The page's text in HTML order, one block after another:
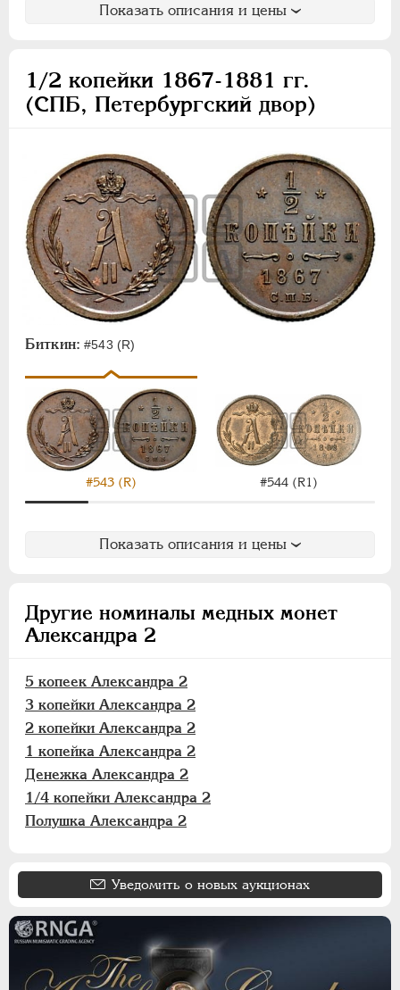
Показать описания и цены
1/2 копейки 1867-1881 гг.
(СПБ, Петербургский двор)
Биткин: #543 (R)
#543 (R) #544 (R1)
Показать описания и цены
Другие номиналы медных монет
Александра 2
5 копеек Александра 2
3 копейки Александра 2
2 копейки Александра 2
1 копейка Александра 2
Денежка Александра 2
1/4 копейки Александра 2
Полушка Александра 2
Уведомить о новых аукционах
ИНОСТРАННЫЕ 1768-1918